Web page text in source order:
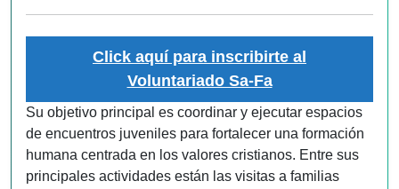
Click aquí para inscribirte al
Voluntariado Sa-Fa
Su objetivo principal es coordinar y ejecutar espacios
de encuentros juveniles para fortalecer una formación
humana centrada en los valores cristianos. Entre sus
principales actividades están las visitas a familias